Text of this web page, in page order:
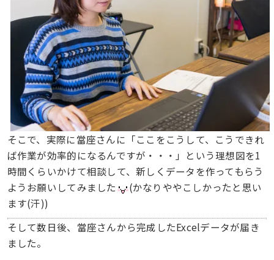
そこで、実際に當座さんに「ここをこうして、こうできれ
ば作業が効率的になるんですが・・・」という理想図を1
時間くらいかけて相談して、新しくデータを作ってもらう
ようお願いしてみました
(かなりややこしかったと思い
ます(汗))
そして数日後、當座さんから完成したExcelデータが届き
ました。